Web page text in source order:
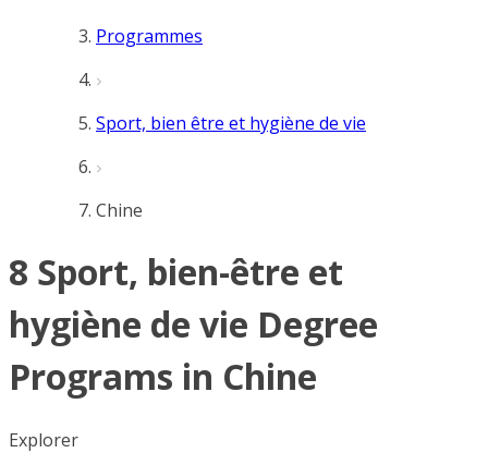
Programmes
Sport, bien être et hygiène de vie
Chine
8 Sport, bien-être et
hygiène de vie Degree
Programs in Chine
Explorer